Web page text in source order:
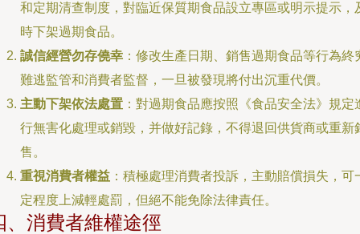
和定期清查制度，對臨近保質期食品設立專區或明示提示，
時下架過期食品。
誠信經營勿存僥幸 ：修改生產日期、銷售過期食品等行為終
難逃監管和消費者監督，一旦被發現將付出沉重代價。
主動下架依法處置 ：對過期食品應按照《食品安全法》規定
行無害化處理或銷毀，并做好記錄，不得退回供貨商或重新
售。
重視消費者權益 ：積極處理消費者投訴，主動賠償損失，可
定程度上減輕處罰，但絕不能免除法律責任。
、消費者維權途徑